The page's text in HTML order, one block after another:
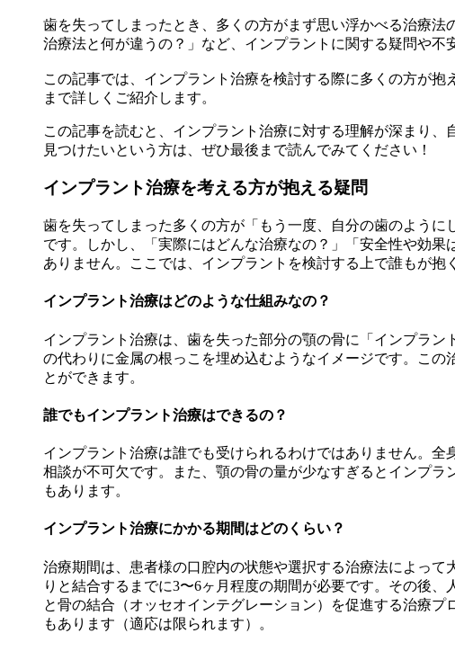
歯を失ってしまったとき、多くの方がまず思い浮かべる治療
治療法と何が違うの？」など、インプラントに関する疑問や不
この記事では、インプラント治療を検討する際に多くの方が
まで詳しくご紹介します。
この記事を読むと、インプラント治療に対する理解が深まり
見つけたいという方は、ぜひ最後まで読んでみてください！
インプラント治療を考える方が抱える疑問
歯を失ってしまった多くの方が「もう一度、自分の歯のよう
です。しかし、「実際にはどんな治療なの？」「安全性や効
ありません。ここでは、インプラントを検討する上で誰もが抱
インプラント治療はどのような仕組みなの？
インプラント治療は、歯を失った部分の顎の骨に「インプラ
の代わりに金属の根っこを埋め込むようなイメージです。こ
とができます。
誰でもインプラント治療はできるの？
インプラント治療は誰でも受けられるわけではありません。
相談が不可欠です。また、顎の骨の量が少なすぎるとインプ
もあります。
インプラント治療にかかる期間はどのくらい？
治療期間は、患者様の口腔内の状態や選択する治療法によっ
りと結合するまでに3〜6ヶ月程度の期間が必要です。その後
と骨の結合（オッセオインテグレーション）を促進する治療
もあります（適応は限られます）。